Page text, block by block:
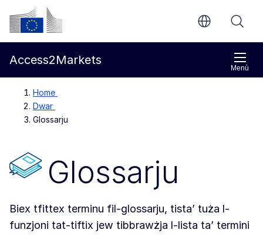
Mur għall-kontenut ewlieni
Kummissjoni Ewropea
Menù
Access2Markets
Home
Dwar
Glossarju
Glossarju
Biex tfittex terminu fil-glossarju, tista’ tuża l-
funzjoni tat-tiftix jew tibbrawżja l-lista ta’ termini